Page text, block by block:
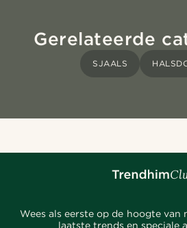
Gerelateerde
SJAALS
Wees als eerste op de hoogte van
laatste trends en speciale